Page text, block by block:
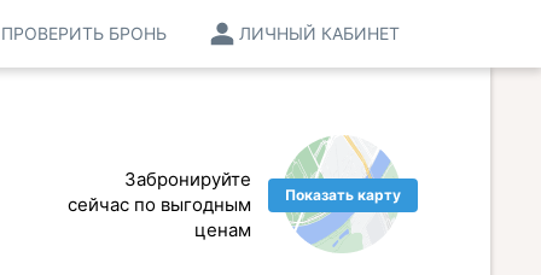
ЛИЧНЫЙ КАБИНЕТ
ПРОВЕРИТЬ БРОНЬ
Показать карту
Забронируйте
сейчас по выгодным
ценам